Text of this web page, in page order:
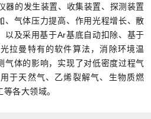
器的发生装置、收集装置、探测装置
、气体压力提高、作用光程增长、散
以及采用基于Ar基底自动扣除、基于
拉曼特有的软件算法，消除环境温
气体的影响，实现了对低密度过程气
于天然气、乙烯裂解气、生物质燃
各大领域。